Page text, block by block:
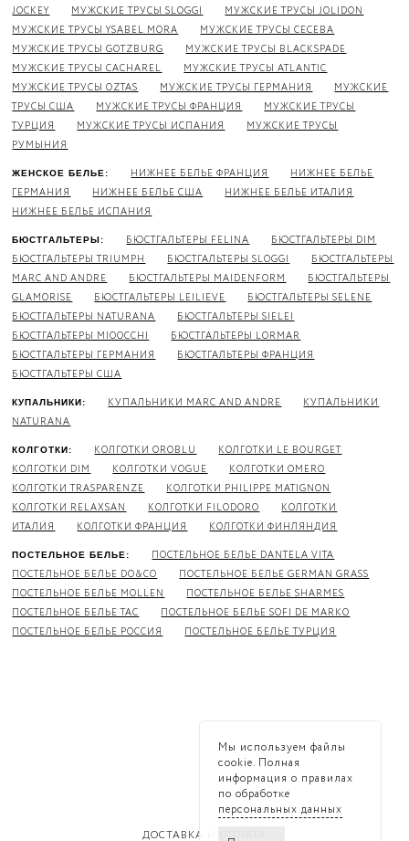
JOCKEY
МУЖСКИЕ ТРУСЫ SLOGGI
МУЖСКИЕ ТРУСЫ JOLIDON
МУЖСКИЕ ТРУСЫ YSABEL MORA
МУЖСКИЕ ТРУСЫ CECEBA
МУЖСКИЕ ТРУСЫ GOTZBURG
МУЖСКИЕ ТРУСЫ BLACKSPADE
МУЖСКИЕ ТРУСЫ CACHAREL
МУЖСКИЕ ТРУСЫ ATLANTIC
МУЖСКИЕ ТРУСЫ OZTAS
МУЖСКИЕ ТРУСЫ ГЕРМАНИЯ
МУЖСКИЕ
ТРУСЫ США
МУЖСКИЕ ТРУСЫ ФРАНЦИЯ
МУЖСКИЕ ТРУСЫ
ТУРЦИЯ
МУЖСКИЕ ТРУСЫ ИСПАНИЯ
МУЖСКИЕ ТРУСЫ
РУМЫНИЯ
ЖЕНСКОЕ БЕЛЬЕ: НИЖНЕЕ БЕЛЬЕ ФРАНЦИЯ
НИЖНЕЕ БЕЛЬЕ
ГЕРМАНИЯ
НИЖНЕЕ БЕЛЬЕ США
НИЖНЕЕ БЕЛЬЕ ИТАЛИЯ
НИЖНЕЕ БЕЛЬЕ ИСПАНИЯ
БЮСТГАЛЬТЕРЫ: БЮСТГАЛЬТЕРЫ FELINA
БЮСТГАЛЬТЕРЫ DIM
БЮСТГАЛЬТЕРЫ TRIUMPH
БЮСТГАЛЬТЕРЫ SLOGGI
БЮСТГАЛЬТЕРЫ
MARC AND ANDRE
БЮСТГАЛЬТЕРЫ MAIDENFORM
БЮСТГАЛЬТЕРЫ
GLAMORISE
БЮСТГАЛЬТЕРЫ LEILIEVE
БЮСТГАЛЬТЕРЫ SELENE
БЮСТГАЛЬТЕРЫ NATURANA
БЮСТГАЛЬТЕРЫ SIELEI
БЮСТГАЛЬТЕРЫ MIOOCCHI
БЮСТГАЛЬТЕРЫ LORMAR
БЮСТГАЛЬТЕРЫ ГЕРМАНИЯ
БЮСТГАЛЬТЕРЫ ФРАНЦИЯ
БЮСТГАЛЬТЕРЫ США
КУПАЛЬНИКИ: КУПАЛЬНИКИ MARC AND ANDRE
КУПАЛЬНИКИ
NATURANA
КОЛГОТКИ: КОЛГОТКИ OROBLU
КОЛГОТКИ LE BOURGET
КОЛГОТКИ DIM
КОЛГОТКИ VOGUE
КОЛГОТКИ OMERO
КОЛГОТКИ TRASPARENZE
КОЛГОТКИ PHILIPPE MATIGNON
КОЛГОТКИ RELAXSAN
КОЛГОТКИ FILODORO
КОЛГОТКИ
ИТАЛИЯ
КОЛГОТКИ ФРАНЦИЯ КОЛГОТКИ ФИНЛЯНДИЯ
ПОСТЕЛЬНОЕ БЕЛЬЕ:
ПОСТЕЛЬНОЕ БЕЛЬЕ DANTELA VITA
ПОСТЕЛЬНОЕ БЕЛЬЕ DO&CO
ПОСТЕЛЬНОЕ БЕЛЬЕ GERMAN GRASS
ПОСТЕЛЬНОЕ БЕЛЬЕ MOLLEN
ПОСТЕЛЬНОЕ БЕЛЬЕ SHARMES
ПОСТЕЛЬНОЕ БЕЛЬЕ TAC
ПОСТЕЛЬНОЕ БЕЛЬЕ SOFI DE MARKO
ПОСТЕЛЬНОЕ БЕЛЬЕ РОССИЯ
ПОСТЕЛЬНОЕ БЕЛЬЕ ТУРЦИЯ
ДОСТАВКА И ОПЛАТА
Мы используем файлы
cookie. Полная
информация о правилах
по обработке
персональных данных